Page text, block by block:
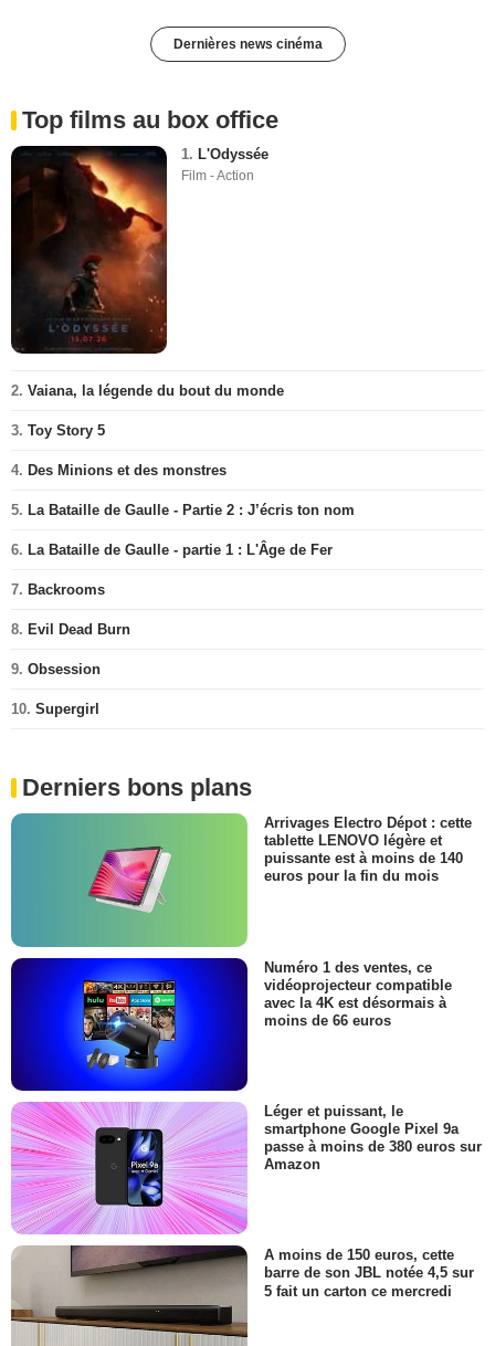
Dernières news cinéma
Top films au box office
1. L'Odyssée
Film - Action
2. Vaiana, la légende du bout du monde
3. Toy Story 5
4. Des Minions et des monstres
5. La Bataille de Gaulle - Partie 2 : J’écris ton nom
6. La Bataille de Gaulle - partie 1 : L'Âge de Fer
7. Backrooms
8. Evil Dead Burn
9. Obsession
10. Supergirl
Derniers bons plans
Arrivages Electro Dépot : cette
tablette LENOVO légère et
puissante est à moins de 140
euros pour la fin du mois
Numéro 1 des ventes, ce
vidéoprojecteur compatible
avec la 4K est désormais à
moins de 66 euros
Léger et puissant, le
smartphone Google Pixel 9a
passe à moins de 380 euros sur
Amazon
A moins de 150 euros, cette
barre de son JBL notée 4,5 sur
5 fait un carton ce mercredi